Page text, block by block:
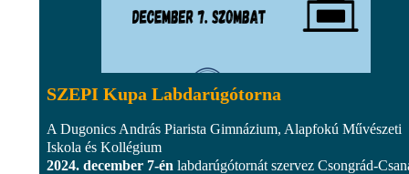
SZEPI Kupa Labdarúgótorna
A Dugonics András Piarista Gimnázium, Alapfokú Művészeti
Iskola és Kollégium
2024. december 7-én labdarúgótornát szervez Csongrád-